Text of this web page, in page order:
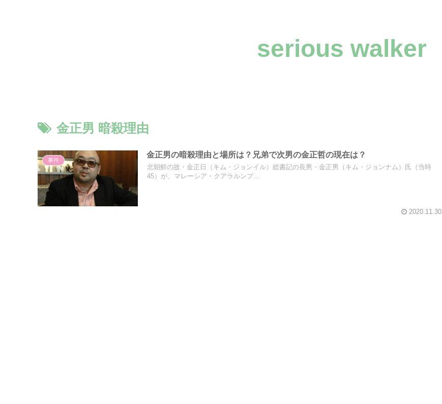
serious walker
金正男 暗殺理由
事件
金正男の暗殺理由と場所は？兄弟で次男の金正哲の現在は？
北朝鮮の故・金正日（キム・ジョンイル）総書記の長男・金正男（キム・ジョンナム）氏（当時
45）が、マレーシア・クアラルンプ...
2020.11.30